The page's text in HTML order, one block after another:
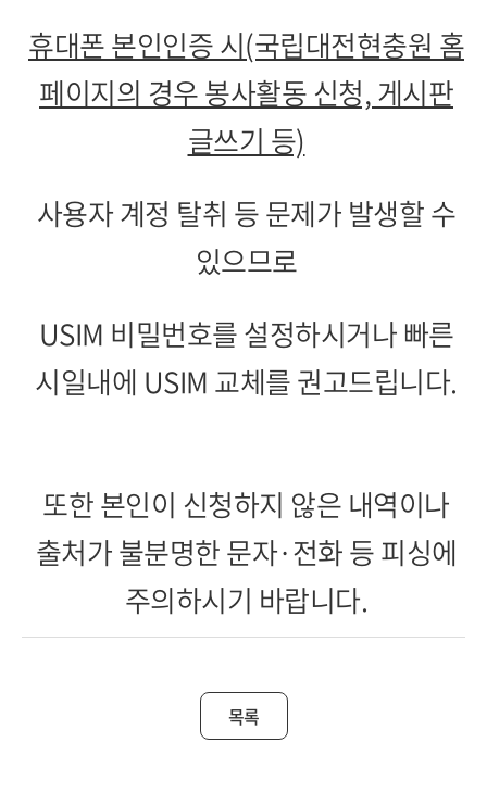
휴대폰 본인인증 시(국립대전현충원 홈
페이지의 경우 봉사활동 신청, 게시판
글쓰기 등)
사용자 계정 탈취 등 문제가 발생할 수
있으므로
USIM 비밀번호를 설정하시거나 빠른
시일내에 USIM 교체를 권고드립니다.
또한 본인이 신청하지 않은 내역이나
출처가 불분명한 문자·전화 등 피싱에
주의하시기 바랍니다.
목록